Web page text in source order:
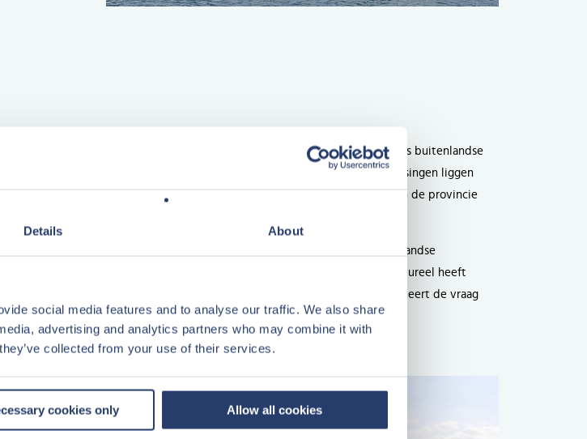
Details About
social media features and to analyse our traffic. We also share
advertising and analytics partners who may combine it with
collected from your use of their services.
cookies only Allow all cookies
Parcs. De ligging direct aan de Noordzee trekt zowel binnenlandse als buitenlandse
ideale uitvalsbasis voor toeristen. Steden als Middelburg, Zierikzee en Vlissingen liggen
op zoek naar zon, zee en strand! In totaal sliepen zij 13,2 miljoen nachten in de provincie
een toplocatie voor toerisme en recreatie.
Bureau voor Toerisme & Congressen (NBTC) groeit het aantal binnenlandse
: een stijging van circa 13%. Het is een trend die zich de afgelopen jaren structureel heeft
maar ook voor de lange termijn waardeontwikkeling. Natuurlijk varieert de vraag
Dit kan gevolgen hebben voor toekomstige bezetting en waarde.